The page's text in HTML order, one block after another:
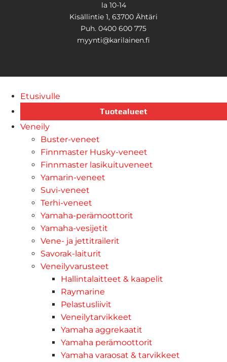
la 10-14
Kisällintie 1, 63700 Ähtäri
Puh. 0400 600 775
myynti@karilainen.fi
Etusivulle
Tuotealueet
Veneily
Buster-veneet
Finnmaster Husky-veneet
Finnmaster lasikuituveneet
Yamarin-veneet
Suvi-veneet
Terhi-veneet
Yamaha-perämoottorit
Yamaha-vesijetit
Vene- ja jettitrailerit
Savorak-laiturit
Veneilyvarusteet
Hallintalaitteet & kaapelit
Raymarine
Pelastusliivit
Veneilytarvikkeet
Yamaha aggrekaatit
Yamaha perämoottorit
Yamaha varaosat & tarvikkeet